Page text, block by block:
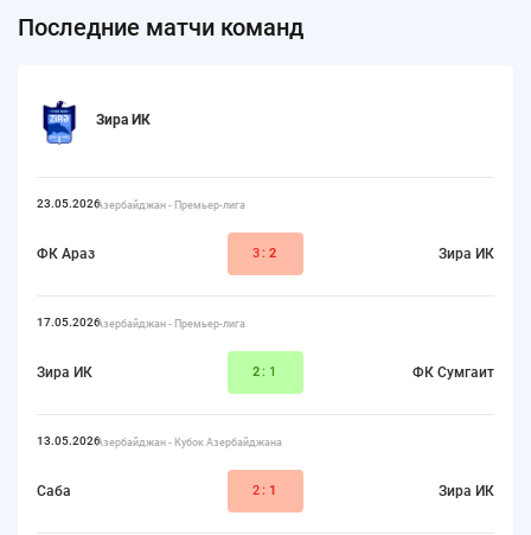
Последние матчи команд
Зира ИК
23.05.2026Азербайджан - Премьер-лига
ФК Араз 3: 2 Зира ИК
17.05.2026Азербайджан - Премьер-лига
Зира ИК 2:1 ФК Сумгаит
13.05.2026Азербайджан - Кубок Азербайджана
Саба 2: 1 Зира ИК